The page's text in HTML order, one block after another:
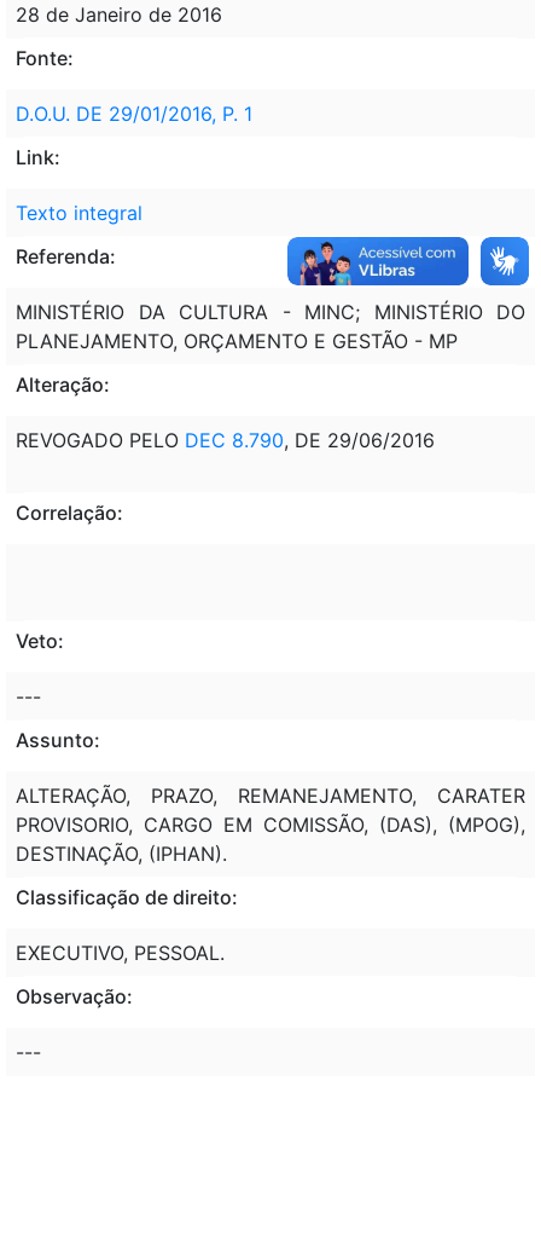
28 de Janeiro de 2016
Fonte:
D.O.U. DE 29/01/2016, P. 1
Link:
Texto integral
Referenda:
MINISTÉRIO DA CULTURA - MINC; MINISTÉRIO DO
PLANEJAMENTO, ORÇAMENTO E GESTÃO - MP
Alteração:
REVOGADO PELO DEC 8.790, DE 29/06/2016
Correlação:
Veto:
---
Assunto:
ALTERAÇÃO, PRAZO, REMANEJAMENTO, CARATER
PROVISORIO, CARGO EM COMISSÃO, (DAS), (MPOG),
DESTINAÇÃO, (IPHAN).
Classificação de direito:
EXECUTIVO, PESSOAL.
Observação:
---